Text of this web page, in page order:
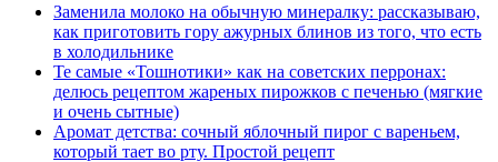
Заменила молоко на обычную минералку: рассказываю,
как приготовить гору ажурных блинов из того, что есть
в холодильнике
Те самые «Тошнотики» как на советских перронах:
делюсь рецептом жареных пирожков с печенью (мягкие
и очень сытные)
Аромат детства: сочный яблочный пирог с вареньем,
который тает во рту. Простой рецепт